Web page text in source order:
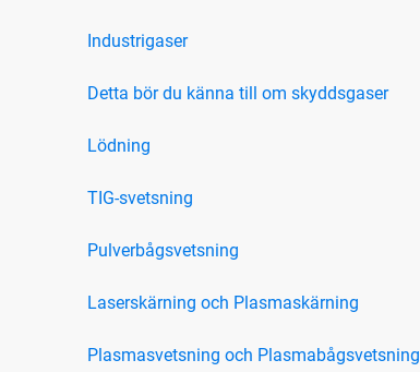
Industrigaser
Detta bör du känna till om skyddsgaser
Lödning
TIG-svetsning
Pulverbågsvetsning
Laserskärning och Plasmaskärning
Plasmasvetsning och Plasmabågsvetsning